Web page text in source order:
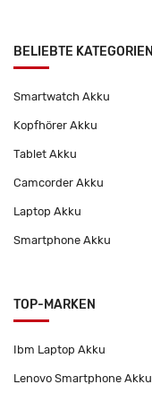
BELIEBTE KATEGORIEN
Smartwatch Akku
Kopfhörer Akku
Tablet Akku
Camcorder Akku
Laptop Akku
Smartphone Akku
TOP-MARKEN
Ibm Laptop Akku
Lenovo Smartphone Akku